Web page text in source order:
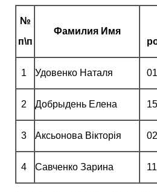
№
п\п
Фамилия Имя
1 Удовенко Наталя
2 Добрыдень Елена
3 Аксьонова Вікторія
4 Савченко Зарина